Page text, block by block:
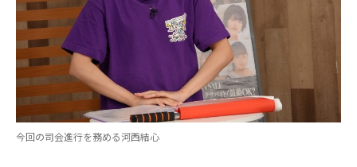
今回の司会進行を務める河西結心